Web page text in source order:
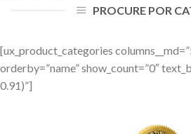
PROCURE POR
[ux_product_categories
orderby=”name” show_count=”0″
0.91)”]